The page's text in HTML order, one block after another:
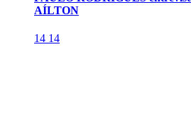
AÍLTON
14 14